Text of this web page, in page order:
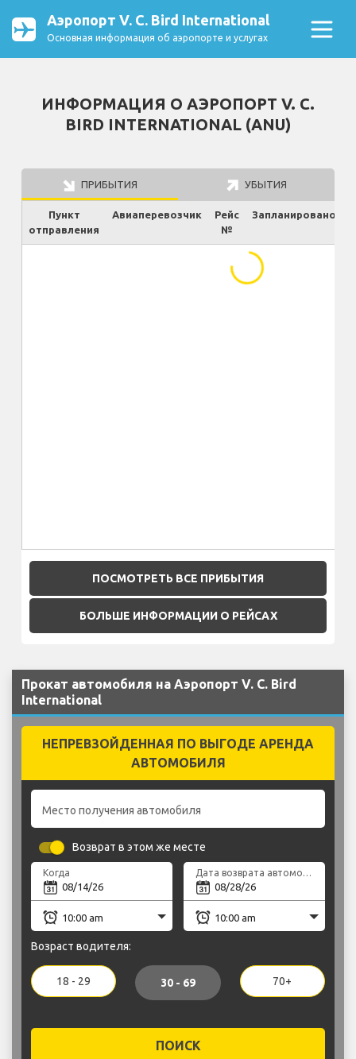
Аэропорт V. C. Bird International
Основная информация об аэропорте и услугах
ИНФОРМАЦИЯ О АЭРОПОРТ V. C.
BIRD INTERNATIONAL (ANU)
ПРИБЫТИЯ УБЫТИЯ
Пункт
отправления
Авиаперевозчик
Рейс
№
Запланировано
...
ПОСМОТРЕТЬ ВСЕ ПРИБЫТИЯ
БОЛЬШЕ ИНФОРМАЦИИ О РЕЙСАХ
Прокат автомобиля на Аэропорт V. C. Bird
International
НЕПРЕВЗОЙДЕННАЯ ПО ВЫГОДЕ АРЕНДА
АВТОМОБИЛЯ
Место получения автомобиля
Возврат в этом же месте
Когда
Возраст водителя:
18 - 29 30 - 69 70+
ПОИСК